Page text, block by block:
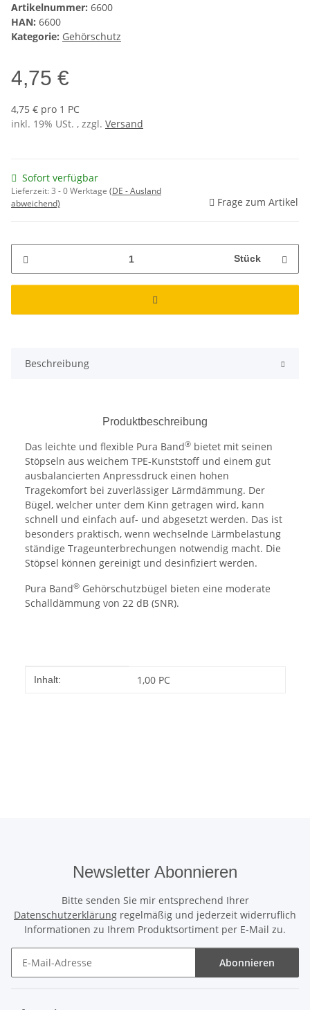
Artikelnummer: 6600
HAN: 6600
Kategorie: Gehörschutz
4,75 €
4,75 € pro 1 PC
inkl. 19% USt. , zzgl. Versand
Sofort verfügbar
Lieferzeit:3 - 0 Werktage (DE - Ausland
abweichend)
Frage zum Artikel
Stück
Beschreibung
Produktbeschreibung
Das leichte und flexible Pura Band® bietet mit seinen
Stöpseln aus weichem TPE-Kunststoff und einem gut
ausbalancierten Anpressdruck einen hohen
Tragekomfort bei zuverlässiger Lärmdämmung. Der
Bügel, welcher unter dem Kinn getragen wird, kann
schnell und einfach auf- und abgesetzt werden. Das ist
besonders praktisch, wenn wechselnde Lärmbelastung
ständige Trageunterbrechungen notwendig macht. Die
Stöpsel können gereinigt und desinfiziert werden.
Pura Band® Gehörschutzbügel bieten eine moderate
Schalldämmung von 22 dB (SNR).
Produkteigenschaft
Wert
Inhalt: 1,00 PC
Newsletter Abonnieren
Bitte senden Sie mir entsprechend Ihrer
Datenschutzerklärung regelmäßig und jederzeit widerruflich
Informationen zu Ihrem Produktsortiment per E-Mail zu.
Abonnieren